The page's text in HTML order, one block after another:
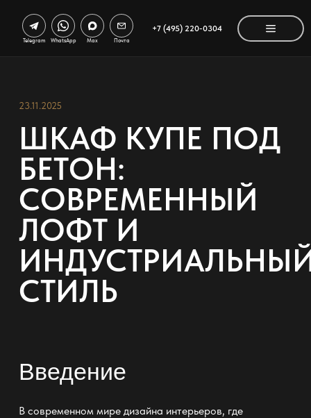
+7 (495) 220-0304
Telegram WhatsApp Max Почта
23.11.2025
ШКАФ КУПЕ ПОД
БЕТОН:
СОВРЕМЕННЫЙ
ЛОФТ И
СТИЛЬ
Введение
В современном мире дизайна интерьеров, где